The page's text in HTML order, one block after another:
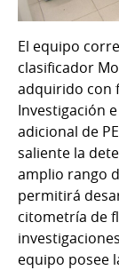
El equipo
clasificador
adquirido con
Investigación
adicional de
saliente la
amplio rango
permitirá
citometría de
equipo posee